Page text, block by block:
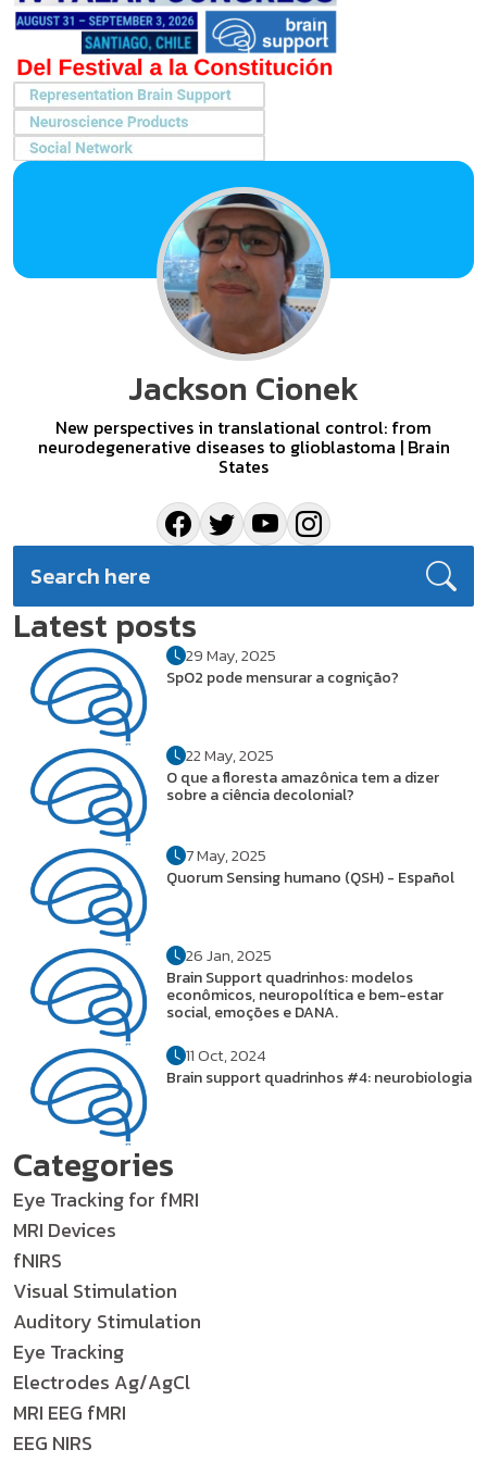
Jackson Cionek
New perspectives in translational control: from
neurodegenerative diseases to glioblastoma | Brain
States
Latest posts
29 May, 2025
SpO2 pode mensurar a cognição?
22 May, 2025
O que a floresta amazônica tem a dizer
sobre a ciência decolonial?
7 May, 2025
Quorum Sensing humano (QSH) - Español
26 Jan, 2025
Brain Support quadrinhos: modelos
econômicos, neuropolítica e bem-estar
social, emoções e DANA.
11 Oct, 2024
Brain support quadrinhos #4: neurobiologia
Categories
Eye Tracking for fMRI
MRI Devices
fNIRS
Visual Stimulation
Auditory Stimulation
Eye Tracking
Electrodes Ag/AgCl
MRI EEG fMRI
EEG NIRS